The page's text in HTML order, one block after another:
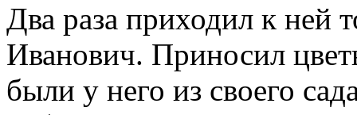
Два раза приходил к
Иванович. Приносил
были у него из своего